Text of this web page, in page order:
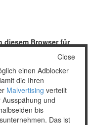
diesem Browser für
Close
einen Adblocker
die Ihren
Malvertising verteilt
und
bis
Das ist